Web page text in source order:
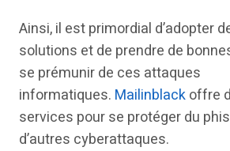
Ainsi, il est primordial d’adopter
solutions et de prendre de
se prémunir de ces attaques
informatiques. Mailinblackoffre
services pour se protéger du
d’autres cyberattaques.